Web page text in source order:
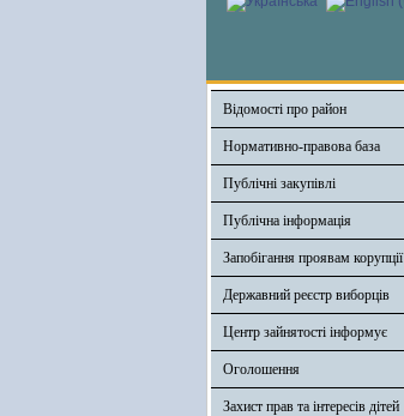
Відомості про район
Нормативно-правова база
Публічні закупівлі
Публічна інформація
Запобігання проявам корупції
Державний реєстр виборців
Центр зайнятості інформує
Оголошення
Захист прав та інтересів дітей